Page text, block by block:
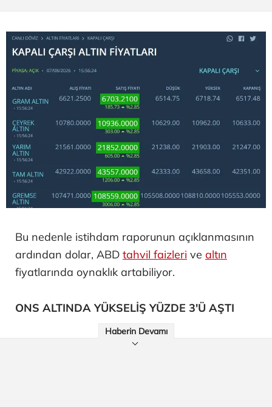
Bu nedenle istihdam raporunun açıklanmasının
ardından dolar, ABD tahvil faizleri ve altın
fiyatlarında oynaklık artabiliyor.
ONS ALTINDA YÜKSELİŞ YÜZDE 3'Ü AŞTI
Haberin Devamı